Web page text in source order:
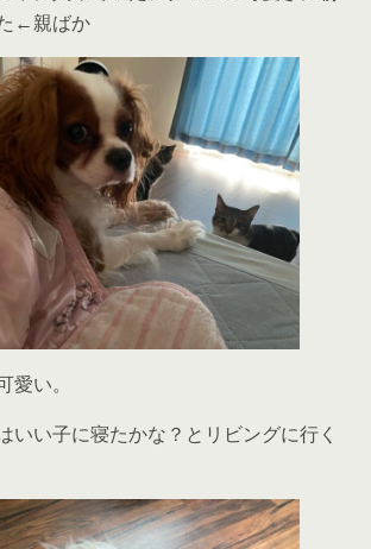
←親ばか
い。
いい子に寝たかな？とリビングに行く